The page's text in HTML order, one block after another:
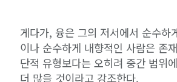
게다가, 융은 그의 저서에서 순수하
이나 순수하게 내향적인 사람은 존
단적 유형보다는 오히려 중간 범위
더 많을 것이라고 강조한다.